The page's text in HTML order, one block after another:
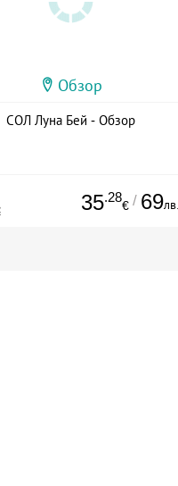
Обзор
СОЛ Луна Бей - Обзор
35.28
€ / 69лв.